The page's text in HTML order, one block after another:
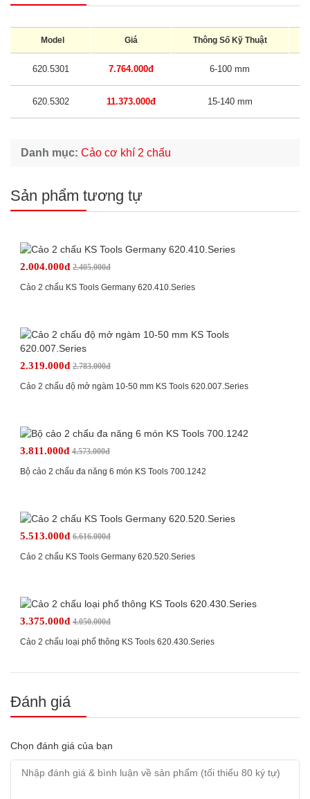
Model Giá Thông Số Kỹ Thuật
620.5301 7.764.000đ 6-100 mm
620.5302 11.373.000đ 15-140 mm
Danh mục: Cảo cơ khí 2 chấu
Sản phẩm tương tự
2.004.000đ 2.405.000đ
Cảo 2 chấu KS Tools Germany 620.410.Series
2.319.000đ 2.783.000đ
Cảo 2 chấu độ mở ngàm 10-50 mm KS Tools 620.007.Series
3.811.000đ 4.573.000đ
Bộ cảo 2 chấu đa năng 6 món KS Tools 700.1242
5.513.000đ 6.616.000đ
Cảo 2 chấu KS Tools Germany 620.520.Series
3.375.000đ 4.050.000đ
Cảo 2 chấu loại phổ thông KS Tools 620.430.Series
Đánh giá
Chọn đánh giá của bạn